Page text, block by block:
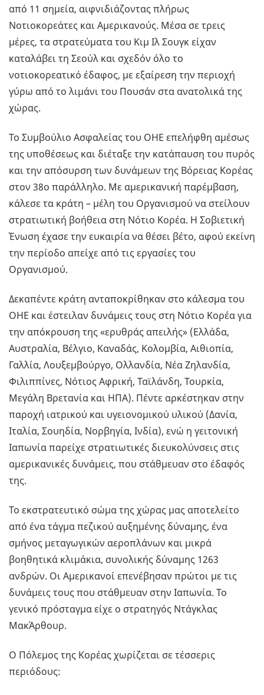
από 11 σημεία, αιφνιδιάζοντας πλήρως
Νοτιοκορεάτες και Αμερικανούς. Μέσα σε τρεις
μέρες, τα στρατεύματα του Κιμ Ιλ Σουγκ είχαν
καταλάβει τη Σεούλ και σχεδόν όλο το
νοτιοκορεατικό έδαφος, με εξαίρεση την περιοχή
γύρω από το λιμάνι του Πουσάν στα ανατολικά της
χώρας.
Το Συμβούλιο Ασφαλείας του ΟΗΕ επελήφθη αμέσως
της υποθέσεως και διέταξε την κατάπαυση του πυρός
και την απόσυρση των δυνάμεων της Βόρειας Κορέας
στον 38ο παράλληλο. Με αμερικανική παρέμβαση,
κάλεσε τα κράτη – μέλη του Οργανισμού να στείλουν
στρατιωτική βοήθεια στη Νότιο Κορέα. Η Σοβιετική
Ένωση έχασε την ευκαιρία να θέσει βέτο, αφού εκείνη
την περίοδο απείχε από τις εργασίες του
Οργανισμού.
Δεκαπέντε κράτη ανταποκρίθηκαν στο κάλεσμα του
ΟΗΕ και έστειλαν δυνάμεις τους στη Νότιο Κορέα για
την απόκρουση της «ερυθράς απειλής» (Ελλάδα,
Αυστραλία, Βέλγιο, Καναδάς, Κολομβία, Αιθιοπία,
Γαλλία, Λουξεμβούργο, Ολλανδία, Νέα Ζηλανδία,
Φιλιππίνες, Νότιος Αφρική, Ταϊλάνδη, Τουρκία,
Μεγάλη Βρετανία και ΗΠΑ). Πέντε αρκέστηκαν στην
παροχή ιατρικού και υγειονομικού υλικού (Δανία,
Ιταλία, Σουηδία, Νορβηγία, Ινδία), ενώ η γειτονική
Ιαπωνία παρείχε στρατιωτικές διευκολύνσεις στις
αμερικανικές δυνάμεις, που στάθμευαν στο έδαφός
της.
Το εκστρατευτικό σώμα της χώρας μας αποτελείτο
από ένα τάγμα πεζικού αυξημένης δύναμης, ένα
σμήνος μεταγωγικών αεροπλάνων και μικρά
βοηθητικά κλιμάκια, συνολικής δύναμης 1263
ανδρών. Οι Αμερικανοί επενέβησαν πρώτοι με τις
δυνάμεις τους που στάθμευαν στην Ιαπωνία. Το
γενικό πρόσταγμα είχε ο στρατηγός Ντάγκλας
ΜακΆρθουρ.
Ο Πόλεμος της Κορέας χωρίζεται σε τέσσερις
περιόδους: